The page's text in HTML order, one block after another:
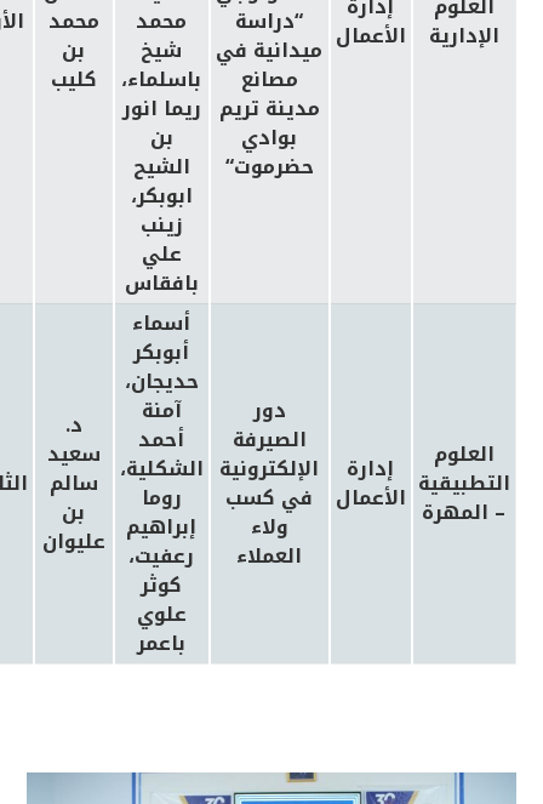
الإدارية الأعمال “دراسة
ميدانية في
مصانع
مدينة تريم
بوادي
حضرموت“
محمد
شيخ
باسلماء،
ريما انور
بن
الشيح
ابوبكر،
زينب
علي
بافقاس
محمد
بن
كليب
العلوم
التطبيقية
– المهرة
إدارة
الأعمال
دور
الصيرفة
الإلكترونية
في كسب
ولاء
العملاء
أسماء
أبوبكر
حديجان،
آمنة
أحمد
الشكلية،
روما
إبراهيم
رعفيت،
كوثر
علوي
باعمر
د.
سعيد
سالم
بن
عليوان